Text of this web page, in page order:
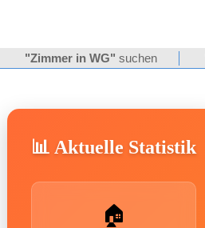
"Zimmer in WG" suchen
📊 Aktuelle Statistik
🏠